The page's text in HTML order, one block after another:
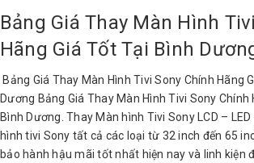
Bảng Giá Thay Màn Hình
Hãng Giá Tốt Tại Bình
Bảng Giá Thay Màn Hình Tivi Sony Chính Hãng
Dương Bảng Giá Thay Màn Hình Tivi Sony Chính
Bình Dương. Thay Màn hình Tivi Sony LCD –
hình tivi Sony tất cả các loại từ 32 inch đến 65
bảo hành hậu mãi tốt nhất hiện nay và linh kiện